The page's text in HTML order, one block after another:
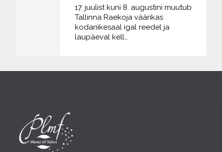
17. juulist kuni 8. augustini muutub
Tallinna Raekoja väärikas
kodanikesaal igal reedel ja
laupäeval kell…